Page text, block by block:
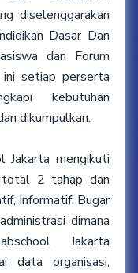
diselenggarakan
Dasar Dan
dan Forum
setiap perserta
kebutuhan
dikumpulkan.
Jakarta mengikuti
total 2 tahap dan
Informatif, Bugar
dimana
Jakarta
data organisasi,